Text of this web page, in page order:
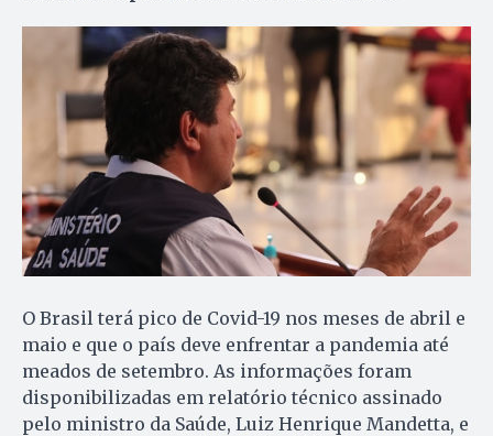
O Brasil terá pico de Covid-19 nos meses de abril e
maio e que o país deve enfrentar a pandemia até
meados de setembro. As informações foram
disponibilizadas em relatório técnico assinado
pelo ministro da Saúde, Luiz Henrique Mandetta, e